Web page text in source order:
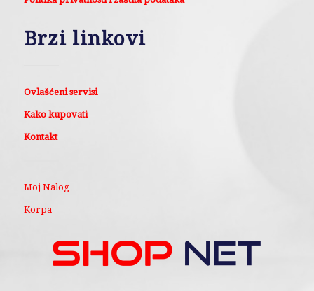
Brzi linkovi
Ovlašćeni servisi
Kako kupovati
Kontakt
Moj Nalog
Korpa